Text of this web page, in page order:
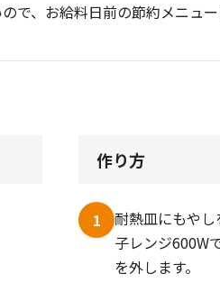
で、お給料日前の節約メニュー
作り方
1
耐熱皿にもや
子レンジ600W
を外します。